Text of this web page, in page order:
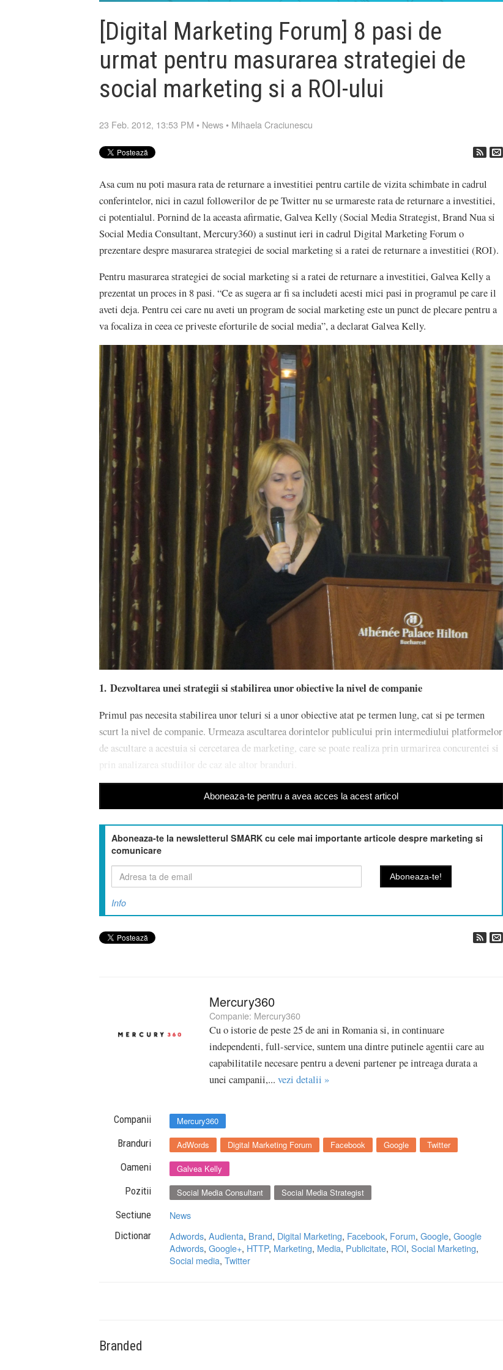
[Digital Marketing Forum] 8 pasi de
urmat pentru masurarea strategiei de
social marketing si a ROI-ului
23 Feb. 2012, 13:53 PM • News • Mihaela Craciunescu
Asa cum nu poti masura rata de returnare a investitiei pentru cartile de vizita schimbate in cadrul
conferintelor, nici in cazul followerilor de pe Twitter nu se urmareste rata de returnare a investitiei,
ci potentialul. Pornind de la aceasta afirmatie, Galvea Kelly (Social Media Strategist, Brand Nua si
Social Media Consultant, Mercury360) a sustinut ieri in cadrul Digital Marketing Forum o
prezentare despre masurarea strategiei de social marketing si a ratei de returnare a investitiei (ROI).
Pentru masurarea strategiei de social marketing si a ratei de returnare a investitiei, Galvea Kelly a
prezentat un proces in 8 pasi. “Ce as sugera ar fi sa includeti acesti mici pasi in programul pe care il
aveti deja. Pentru cei care nu aveti un program de social marketing este un punct de plecare pentru a
va focaliza in ceea ce priveste eforturile de social media”, a declarat Galvea Kelly.
1. Dezvoltarea unei strategii si stabilirea unor obiective la nivel de companie
Primul pas necesita stabilirea unor teluri si a unor obiective atat pe termen lung, cat si pe termen
scurt la nivel de companie. Urmeaza ascultarea dorintelor publicului prin intermediului platformelor
de ascultare a acestuia si cercetarea de marketing, care se poate realiza prin urmarirea concurentei si
prin analizarea studiilor de caz ale altor branduri.
Aboneaza-te pentru a avea acces la acest articol
Aboneaza-te la newsletterul SMARK cu cele mai importante articole despre marketing si
comunicare
Info
Mercury360
Companie: Mercury360
Cu o istorie de peste 25 de ani in Romania si, in continuare
independenti, full-service, suntem una dintre putinele agentii care au
capabilitatile necesare pentru a deveni partener pe intreaga durata a
unei campanii,... vezi detalii »
Companii Mercury360
Branduri AdWords Digital Marketing Forum Facebook Google Twitter
Oameni Galvea Kelly
Pozitii Social Media Consultant Social Media Strategist
Sectiune News
Dictionar Adwords, Audienta, Brand, Digital Marketing, Facebook, Forum, Google, Google
Adwords, Google+, HTTP, Marketing, Media, Publicitate, ROI, Social Marketing,
Social media, Twitter
Branded